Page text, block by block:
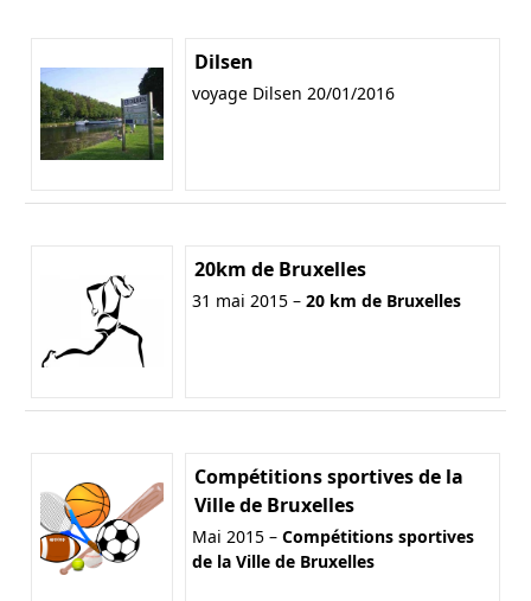
Dilsen
voyage Dilsen 20/01/2016
20km de Bruxelles
31 mai 2015 – 20 km de Bruxelles
Compétitions sportives de la
Ville de Bruxelles
Mai 2015 – Compétitions sportives
de la Ville de Bruxelles